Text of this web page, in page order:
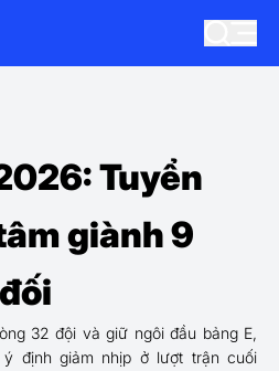
Tuyển
giành 9
32 đội và giữ ngôi đầu bảng E,
định giảm nhịp ở lượt trận cuối